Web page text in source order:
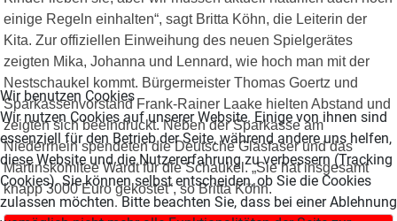
einige Regeln einhalten“, sagt Britta Köhn, die Leiterin der
Kita. Zur offiziellen Einweihung des neuen Spielgerätes
zeigten Mika, Johanna und Lennard, wie hoch man mit der
Nestschaukel kommt. Bürgermeister Thomas Goertz und
Sparkassenvorstand Frank-Rainer Laake hielten Abstand und
zeigten sich beeindruckt. Neben der Sparkasse am
Niederrhein spendeten die Deutsche Glasfaser und das
Martinskomitee Wardt für die Schaukel. „Sie hat insgesamt
knapp 3000 Euro gekostet“, so Britta Köhn.
Wir benutzen Cookies
Wir nutzen Cookies auf unserer Website. Einige von ihnen sind
essenziell für den Betrieb der Seite, während andere uns helfen,
diese Website und die Nutzererfahrung zu verbessern (Tracking
Cookies). Sie können selbst entscheiden, ob Sie die Cookies
zulassen möchten. Bitte beachten Sie, dass bei einer Ablehnung